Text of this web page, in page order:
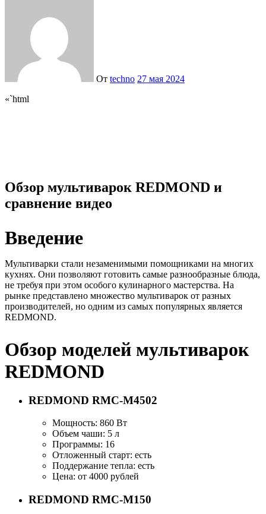
От techno 27 мая 2024
«`html
Обзор мультиварок REDMOND и
сравнение видео
Введение
Мультиварки стали незаменимыми помощниками на многих
кухнях. Они позволяют готовить самые разнообразные блюда,
не требуя при этом особого кулинарного мастерства. На
рынке представлено множество мультиварок от разных
производителей, но одним из самых популярных является
REDMOND.
Обзор моделей мультиварок
REDMOND
REDMOND RMC-M4502
Мощность: 860 Вт
Объем чаши: 5 л
Программы: 16
Отложенный старт: есть
Поддержание тепла: есть
Цена: от 4000 рублей
REDMOND RMC-M150